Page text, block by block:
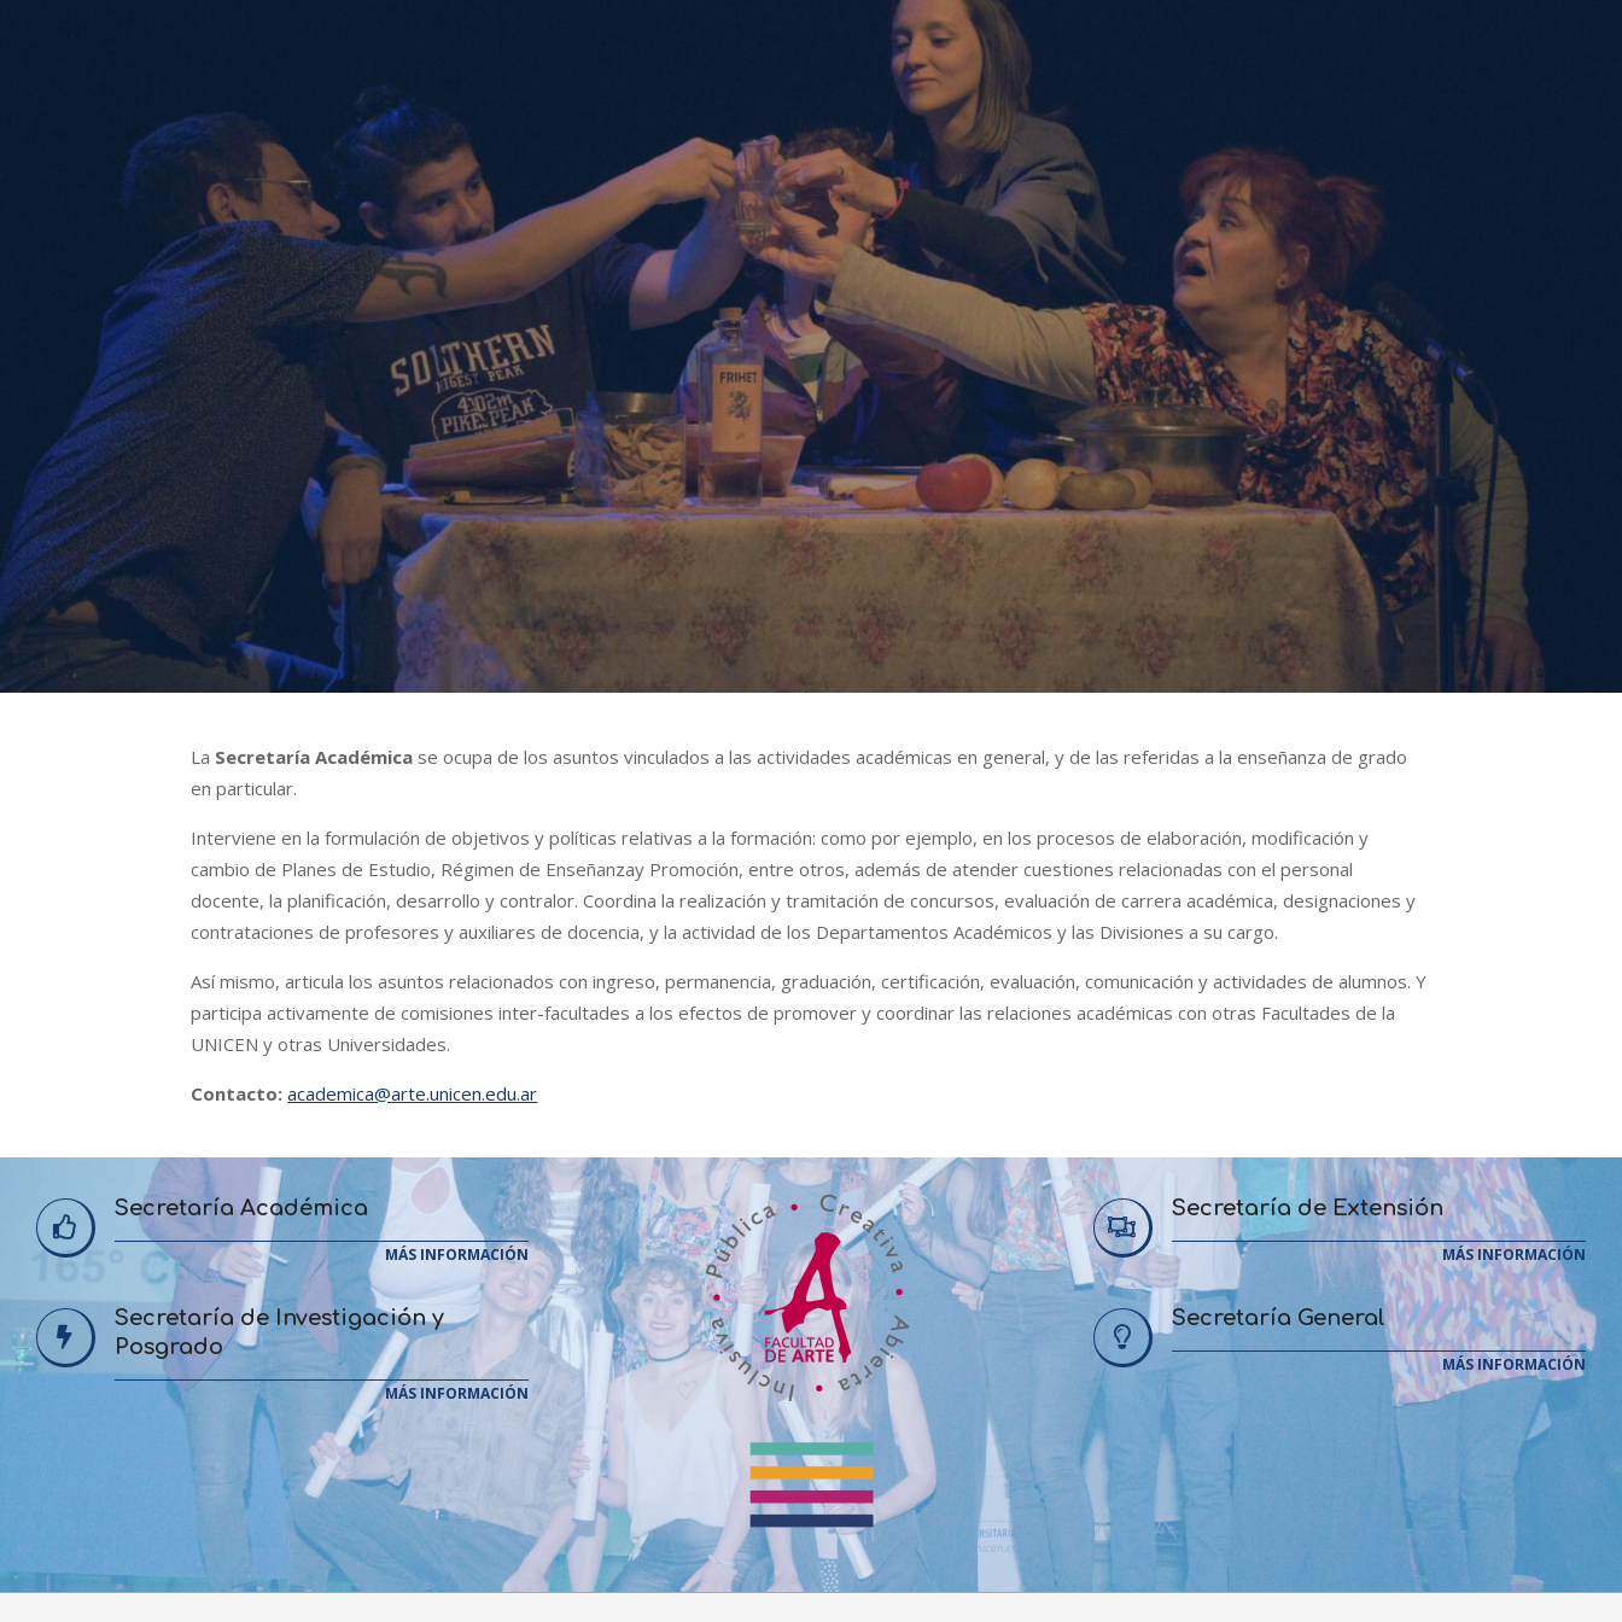
La Secretaría Académica se ocupa de los asuntos vinculados a las actividades académicas en general, y de las referidas a la enseñanza de grado
en particular.
Interviene en la formulación de objetivos y políticas relativas a la formación: como por ejemplo, en los procesos de elaboración, modificación y
cambio de Planes de Estudio, Régimen de Enseñanzay Promoción, entre otros, además de atender cuestiones relacionadas con el personal
docente, la planificación, desarrollo y contralor. Coordina la realización y tramitación de concursos, evaluación de carrera académica, designaciones y
contrataciones de profesores y auxiliares de docencia, y la actividad de los Departamentos Académicos y las Divisiones a su cargo.
Así mismo, articula los asuntos relacionados con ingreso, permanencia, graduación, certificación, evaluación, comunicación y actividades de alumnos. Y
participa activamente de comisiones inter-facultades a los efectos de promover y coordinar las relaciones académicas con otras Facultades de la
UNICEN y otras Universidades.
Contacto: academica@arte.unicen.edu.ar
Secretaría Académica
MÁS INFORMACIÓN
Secretaría de Investigación y
Posgrado
MÁS INFORMACIÓN
Secretaría de Extensión
MÁS INFORMACIÓN
Secretaría General
MÁS INFORMACIÓN